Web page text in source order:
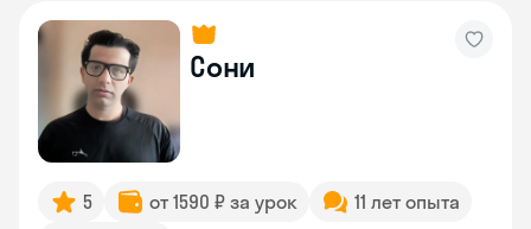
Сони
5 от 1590 ₽ за урок
11 лет опыта